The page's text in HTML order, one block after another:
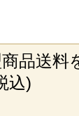
品送料
込)